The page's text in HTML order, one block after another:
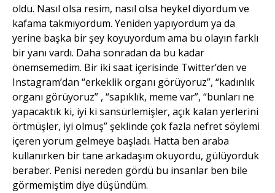
oldu. Nasıl olsa resim, nasıl olsa heykel diyordum ve
kafama takmıyordum. Yeniden yapıyordum ya da
yerine başka bir şey koyuyordum ama bu olayın farklı
bir yanı vardı. Daha sonradan da bu kadar
önemsemedim. Bir iki saat içerisinde Twitter’den ve
Instagram’dan “erkeklik organı görüyoruz”, “kadınlık
organı görüyoruz” , “sapıklık, meme var”, “bunları ne
yapacaktık ki, iyi ki sansürlemişler, açık kalan yerlerini
örtmüşler, iyi olmuş” şeklinde çok fazla nefret söylemi
içeren yorum gelmeye başladı. Hatta ben araba
kullanırken bir tane arkadaşım okuyordu, gülüyorduk
beraber. Penisi nereden gördü bu insanlar ben bile
görmemiştim diye düşündüm.